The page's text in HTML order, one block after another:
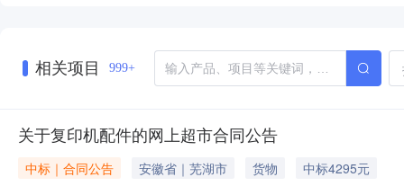
相关项目 999+
关于复印机配件的网上超市合同公告
中标｜合同公告 安徽省｜芜湖市 货物
中标4295元